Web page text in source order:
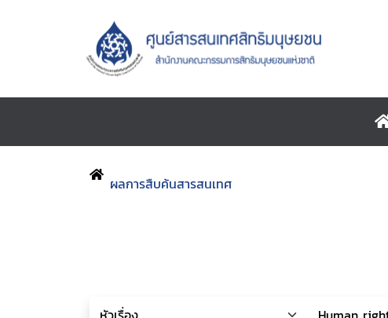
ผลการสืบค้นสารสนเทศ